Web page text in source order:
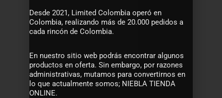
Desde 2021, Limited Colombia operó en
Colombia, realizando más de 20.000 pedidos a
cada rincón de Colombia.
En nuestro sitio web podrás encontrar algunos
productos en oferta. Sin embargo, por razones
administrativas, mutamos para convertirnos en
lo que actualmente somos; NIEBLA TIENDA
ONLINE.